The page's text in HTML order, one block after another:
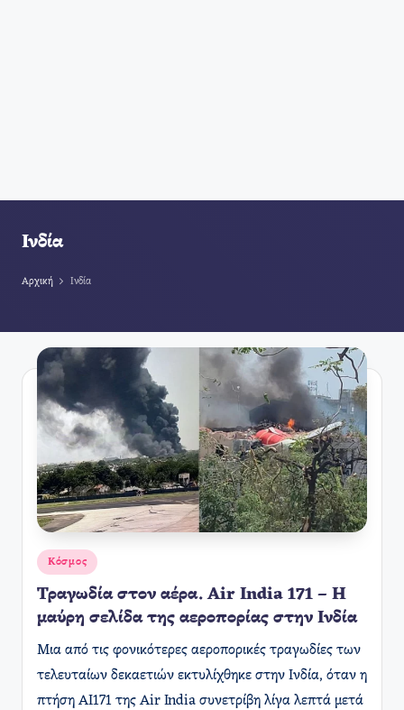
Ινδία
Αρχική Ινδία
Αναρτήθηκε
Κόσμος
Τραγωδία στον αέρα. Air India 171 – Η
μαύρη σελίδα της αεροπορίας στην Ινδία
Μια από τις φονικότερες αεροπορικές τραγωδίες των
τελευταίων δεκαετιών εκτυλίχθηκε στην Ινδία, όταν η
πτήση AI171 της Air India συνετρίβη λίγα λεπτά μετά